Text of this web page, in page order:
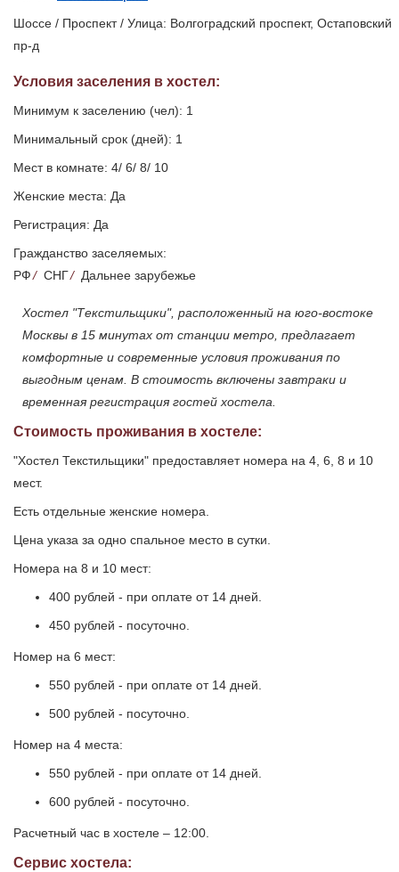
Шоссе / Проспект / Улица: Волгоградский проспект, Остаповский
пр-д
Условия заселения в хостел:
Минимум к заселению (чел): 1
Минимальный срок (дней): 1
Мест в комнате: 4/ 6/ 8/ 10
Женские места: Да
Регистрация: Да
Гражданство заселяемых:
РФ/ СНГ/ Дальнее зарубежье
Хостел "Текстильщики", расположенный на юго-востоке
Москвы в 15 минутах от станции метро, предлагает
комфортные и современные условия проживания по
выгодным ценам. В стоимость включены завтраки и
временная регистрация гостей хостела.
Стоимость проживания в хостеле:
"Хостел Текстильщики" предоставляет номера на 4, 6, 8 и 10
мест.
Есть отдельные женские номера.
Цена указа за одно спальное место в сутки.
Номера на 8 и 10 мест:
400 рублей - при оплате от 14 дней.
450 рублей - посуточно.
Номер на 6 мест:
550 рублей - при оплате от 14 дней.
500 рублей - посуточно.
Номер на 4 места:
550 рублей - при оплате от 14 дней.
600 рублей - посуточно.
Расчетный час в хостеле – 12:00.
Сервис хостела: